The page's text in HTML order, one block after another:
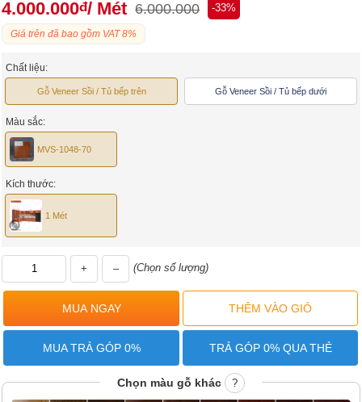
4.000.000đ/ Mét 6.000.000 -33%
Giá trên đã bao gồm VAT 8%
Chất liệu:
Gỗ Veneer Sồi / Tủ bếp trên Gỗ Veneer Sồi / Tủ bếp dưới
Màu sắc:
MVS-1048-70
Kích thước:
1 Mét
+ – (Chọn số lượng)
MUA TRẢ GÓP 0% TRẢ GÓP 0% QUA THẺ
Chọn màu gỗ khác ?